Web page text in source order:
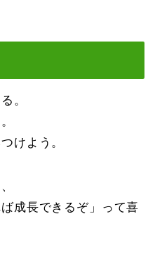
。
けよう。
成長できるぞ」って喜